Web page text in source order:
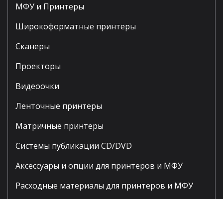
МФУ и Принтеры
Широкоформатные принтеры
Сканеры
Проекторы
Видеоочки
Ленточные принтеры
Матричные принтеры
Системы публикации CD/DVD
Аксессуары и опции для принтеров и МФУ
Расходные материалы для принтеров и МФУ